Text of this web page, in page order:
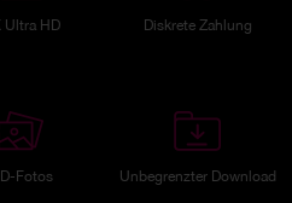
Ultra HD Diskrete Zahlung
Fotos Unbegrenzter Download